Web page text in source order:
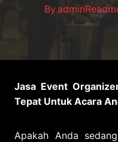
By
Jasa Event
Tepat Untuk Acara
Apakah Anda